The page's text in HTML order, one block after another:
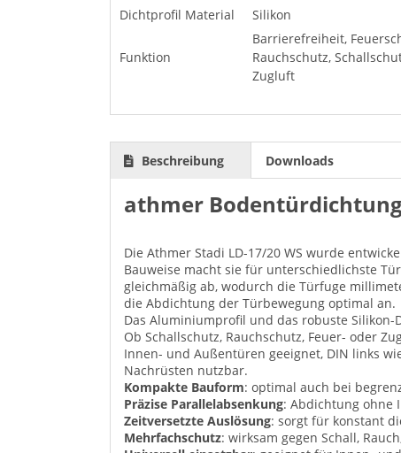
Dichtprofil Material
Silikon
Funktion
Barrierefreiheit,
Rauchschutz,
Zugluft
Beschreibung Downloads
athmer Bodentürdichtung
Die Athmer Stadi LD-17/20 WS wurde
Bauweise macht sie für unterschiedlichste
gleichmäßig ab, wodurch die Türfuge
die Abdichtung der Türbewegung optimal an.
Das Aluminiumprofil und das robuste
Ob Schallschutz, Rauchschutz, Feuer- oder
Innen- und Außentüren geeignet, DIN links
Nachrüsten nutzbar.
Kompakte Bauform: optimal auch bei
Präzise Parallelabsenkung: Abdichtung ohne
Zeitversetzte Auslösung: sorgt für konstant
Mehrfachschutz: wirksam gegen Schall,